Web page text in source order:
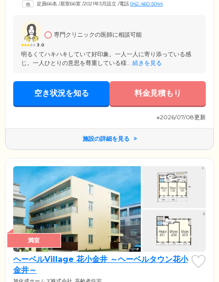
す。居室とは気分を変えてお過ごしになりたいとき、ご入居者様同士で
定員66名 /居室66室 /2021年3月設立 /電話042-460-5044
3.0
専門クリニックの医師に相談可能
明るくてハキハキしていて好印象。一人一人に寄り添っている感
じ。一人ひとりの意思を尊重している様... 続きを見る
空き状況を知る 料金見積もり
※2026/07/08更新
施設の詳細を見る
満室
ヘーベルVillage 花小金井 ～ヘーベルタウン花小
金井～